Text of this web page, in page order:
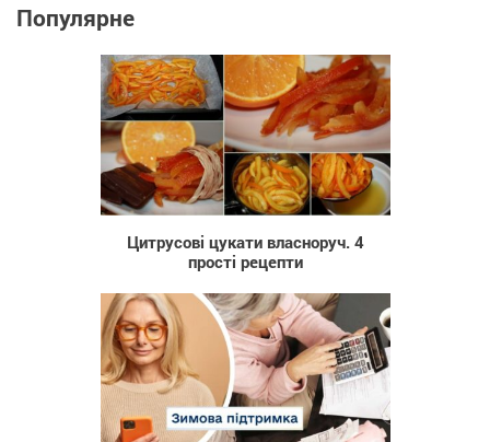
Популярне
1 042
Цитрусові цукати власноруч. 4
прості рецепти
254